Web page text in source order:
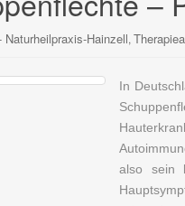
Naturheilpraxis-Hainzell,
In
also sein